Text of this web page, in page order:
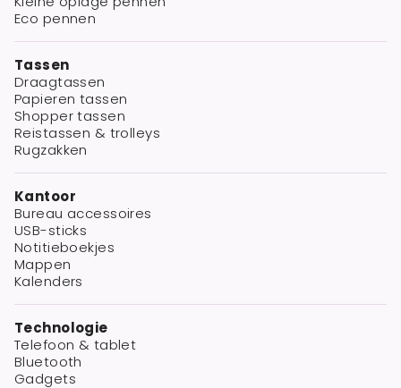
Eco pennen
Tassen
Draagtassen
Papieren tassen
Shopper tassen
Reistassen & trolleys
Rugzakken
Kantoor
Bureau accessoires
USB-sticks
Notitieboekjes
Mappen
Kalenders
Technologie
Telefoon & tablet
Bluetooth
Gadgets